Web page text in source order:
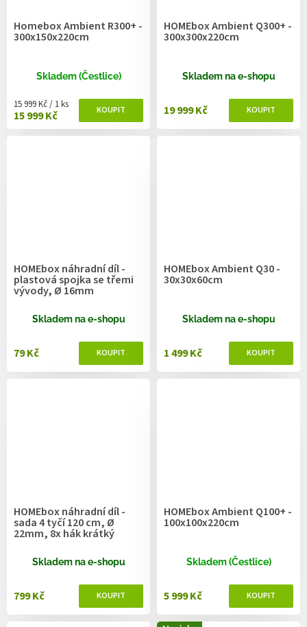
Homebox Ambient R300+ -
300x150x220cm
Skladem (Čestlice)
15 999 Kč
Měrná cena:
15 999 Kč / 1 ks
HOMEbox Ambient Q300+ -
300x300x220cm
Skladem na e-shopu
19 999 Kč
HOMEbox náhradní díl -
plastová spojka se třemi
vývody, Ø 16mm
Skladem na e-shopu
79 Kč
HOMEbox Ambient Q30 -
30x30x60cm
Skladem na e-shopu
1 499 Kč
HOMEbox náhradní díl -
sada 4 tyčí 120 cm, Ø
22mm, 8x hák krátký
Skladem na e-shopu
799 Kč
HOMEbox Ambient Q100+ -
100x100x220cm
Skladem (Čestlice)
5 999 Kč